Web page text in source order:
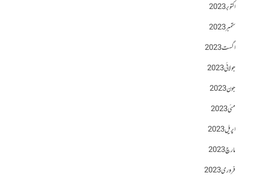
اکتوبر 2023
ستمبر 2023
اگست 2023
جولائی 2023
جون 2023
مئی 2023
اپریل 2023
مارچ 2023
فروری 2023